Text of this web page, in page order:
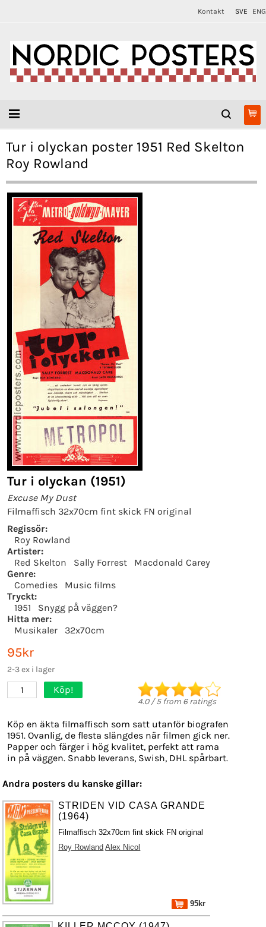
Kontakt SVE ENG
Tur i olyckan poster 1951 Red Skelton
Roy Rowland
Tur i olyckan (1951)
Excuse My Dust
Filmaffisch 32x70cm fint skick FN original
Regissör:
Roy Rowland
Artister:
Red Skelton
Sally Forrest
Macdonald Carey
Genre:
Comedies
Music films
Tryckt:
1951
Snygg på väggen?
Hitta mer:
Musikaler
32x70cm
95kr
2-3 ex i lager
1 Köp!
4.0/5from 6ratings
Köp en äkta filmaffisch som satt utanför biografen
1951. Ovanlig, de flesta slängdes när filmen gick ner.
Papper och färger i hög kvalitet, perfekt att rama
in på väggen. Snabb leverans, Swish, DHL spårbart.
Andra posters du kanske gillar:
STRIDEN VID CASA GRANDE
(1964)
Filmaffisch 32x70cm fint skick FN original
Roy Rowland Alex Nicol
95kr